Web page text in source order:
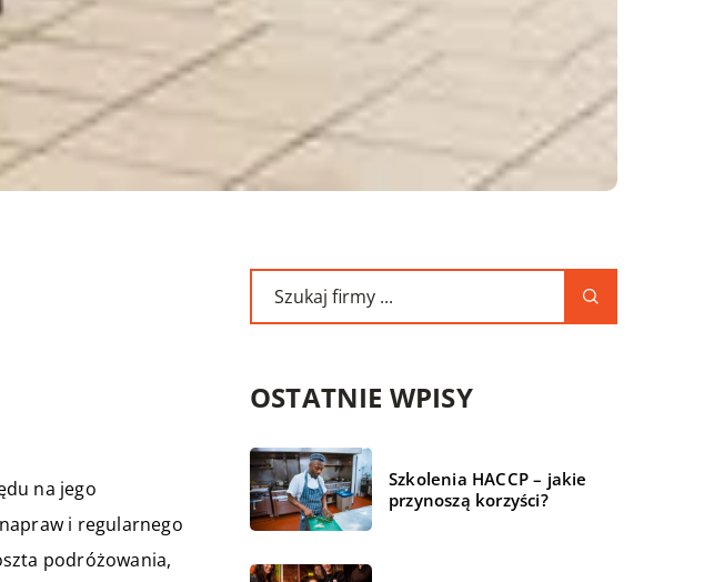
na jego
i regularnego
podróżowania,
OSTATNIE WPISY
Szkolenia HACCP – jakie
przynoszą korzyści?